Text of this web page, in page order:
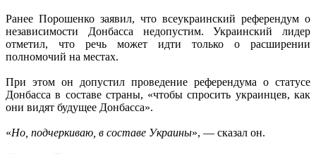
Ранее Порошенко заявил, что всеукраинский референдум о
независимости Донбасса недопустим. Украинский лидер
отметил, что речь может идти только о расширении
полномочий на местах.
При этом он допустил проведение референдума о статусе
Донбасса в составе страны, «чтобы спросить украинцев, как
они видят будущее Донбасса».
«Но, подчеркиваю, в составе Украины», — сказал он.